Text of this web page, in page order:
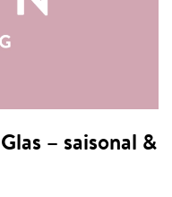
– saisonal &